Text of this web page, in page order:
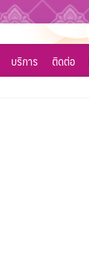
บริการ ติดต่อ